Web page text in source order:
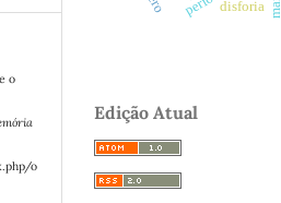
o
o
disforia
Edição Atual